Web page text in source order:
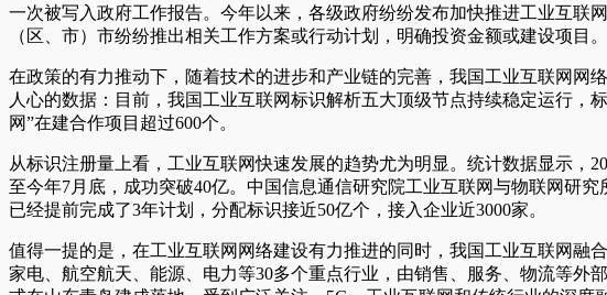
一次被写入政府工作报告。今年以来，各级政府纷纷发布加快推进工业互
（区、市）市纷纷推出相关工作方案或行动计划，明确投资金额或建设项目。
在政策的有力推动下，随着技术的进步和产业链的完善，我国工业互联网网
人心的数据：目前，我国工业互联网标识解析五大顶级节点持续稳定运行，
网”在建合作项目超过600个。
从标识注册量上看，工业互联网快速发展的趋势尤为明显。统计数据显示，
至今年7月底，成功突破40亿。中国信息通信研究院工业互联网与物联网研
已经提前完成了3年计划，分配标识接近50亿个，接入企业近3000家。
值得一提的是，在工业互联网网络建设有力推进的同时，我国工业互联网融
家电、航空航天、能源、电力等30多个重点行业，由销售、服务、物流等